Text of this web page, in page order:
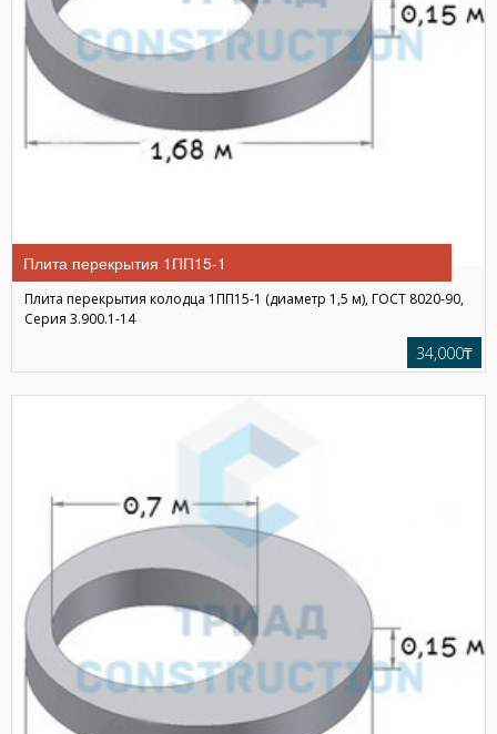
Плита перекрытия 1ПП15-1
Плита перекрытия колодца 1ПП15-1 (диаметр 1,5 м), ГОСТ 8020-90,
Серия 3.900.1-14
34,000₸